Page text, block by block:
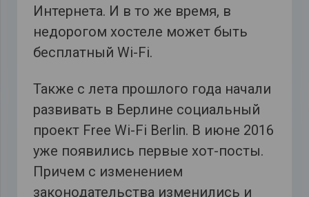
Интернета. И в то же время, в
недорогом хостеле может быть
бесплатный Wi-Fi.
Также с лета прошлого года начали
развивать в Берлине социальный
проект Free Wi-Fi Berlin. В июне 2016
уже появились первые хот-посты.
Причем с изменением
законодательства изменились и